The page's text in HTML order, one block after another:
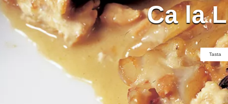
Ca la
Tasta